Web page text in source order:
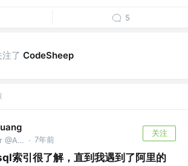
5
注了 CodeSheep
Developer @Alibaba · 7年前
关注
索引很了解，直到我遇到了阿里的